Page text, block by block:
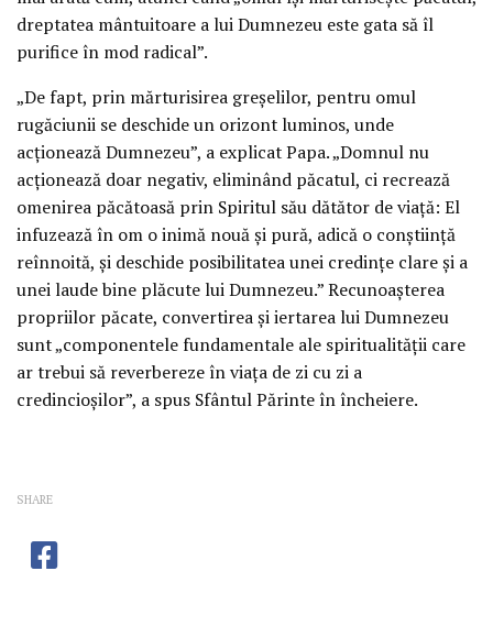
dreptatea mântuitoare a lui Dumnezeu este gata să îl
purifice în mod radical”.
„De fapt, prin mărturisirea greşelilor, pentru omul
rugăciunii se deschide un orizont luminos, unde
acţionează Dumnezeu”, a explicat Papa. „Domnul nu
acţionează doar negativ, eliminând păcatul, ci recrează
omenirea păcătoasă prin Spiritul său dătător de viaţă: El
infuzează în om o inimă nouă şi pură, adică o conştiinţă
reînnoită, şi deschide posibilitatea unei credinţe clare şi a
unei laude bine plăcute lui Dumnezeu.” Recunoaşterea
propriilor păcate, convertirea şi iertarea lui Dumnezeu
sunt „componentele fundamentale ale spiritualităţii care
ar trebui să reverbereze în viaţa de zi cu zi a
credincioşilor”, a spus Sfântul Părinte în încheiere.
SHARE